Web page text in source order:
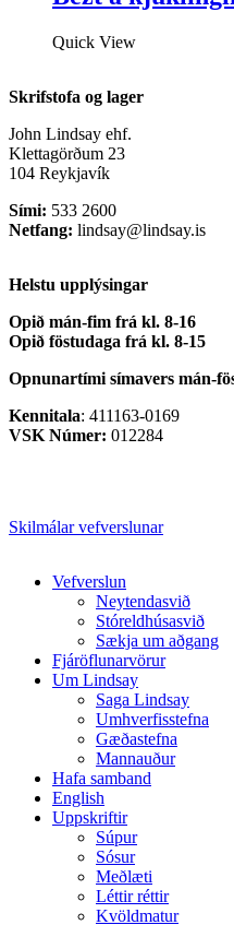
Quick View
Skrifstofa og lager
John Lindsay ehf.
Klettagörðum 23
104 Reykjavík
Sími: 533 2600
Netfang: lindsay@lindsay.is
Helstu upplýsingar
Opið mán-fim frá kl. 8-16
Opið föstudaga frá kl. 8-15
Opnunartími símavers mán-
Kennitala: 411163-0169
VSK Númer: 012284
Skilmálar vefverslunar
Close
Vefverslun
Neytendasvið
Stóreldhúsasvið
Sækja um aðgang
Fjáröflunarvörur
Um Lindsay
Saga Lindsay
Umhverfisstefna
Gæðastefna
Mannauður
Hafa samband
English
Uppskriftir
Súpur
Sósur
Meðlæti
Léttir réttir
Kvöldmatur